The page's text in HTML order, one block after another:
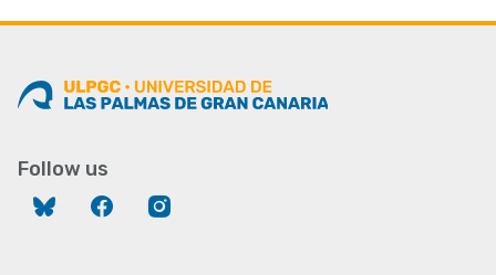
Follow us
Bluesky Facebook